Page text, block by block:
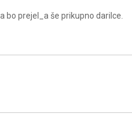
bo prejel_a še prikupno darilce.